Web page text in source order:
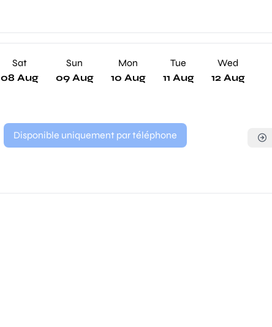
Sat
08 Aug
Sun
09 Aug
Mon
10 Aug
Tue
11 Aug
Wed
12 Aug
Disponible uniquement par téléphone